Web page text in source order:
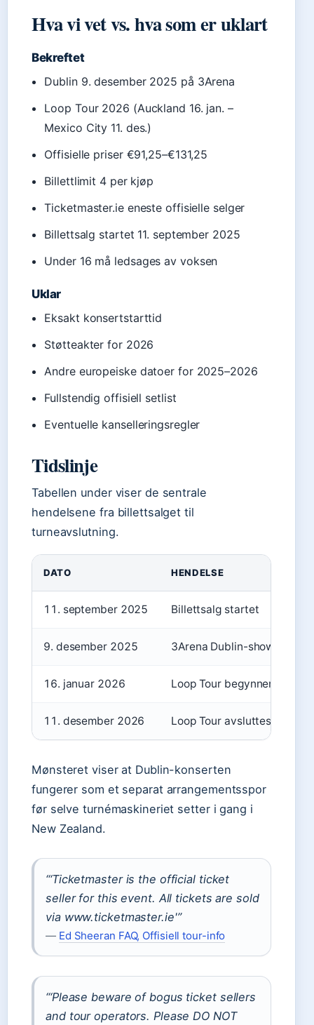
Hva vi vet vs. hva som er uklart
Bekreftet
Dublin 9. desember 2025 på 3Arena
Loop Tour 2026 (Auckland 16. jan. –
Mexico City 11. des.)
Offisielle priser €91,25–€131,25
Billettlimit 4 per kjøp
Ticketmaster.ie eneste offisielle selger
Billettsalg startet 11. september 2025
Under 16 må ledsages av voksen
Uklar
Eksakt konsertstarttid
Støtteakter for 2026
Andre europeiske datoer for 2025–2026
Fullstendig offisiell setlist
Eventuelle kanselleringsregler
Tidslinje
Tabellen under viser de sentrale
hendelsene fra billettsalget til
turneavslutning.
DATO HENDELSE
11. september 2025 Billettsalg startet
9. desember 2025 3Arena Dublin-show
16. januar 2026 Loop Tour begynner,
11. desember 2026 Loop Tour avsluttes,
Mønsteret viser at Dublin-konserten
fungerer som et separat arrangementsspor
før selve turnémaskineriet setter i gang i
New Zealand.
“‘Ticketmaster is the official ticket
seller for this event. All tickets are sold
via www.ticketmaster.ie'”
— Ed Sheeran FAQ, Offisiell tour-info
“‘Please beware of bogus ticket sellers
and tour operators. Please DO NOT